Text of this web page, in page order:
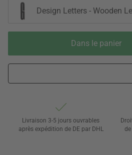
Design Letters - Wooden
Dans le panier
Livraison 3-5 jours ouvrables
après expédition de DE par DHL